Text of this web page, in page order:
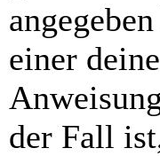
einer
der Fall